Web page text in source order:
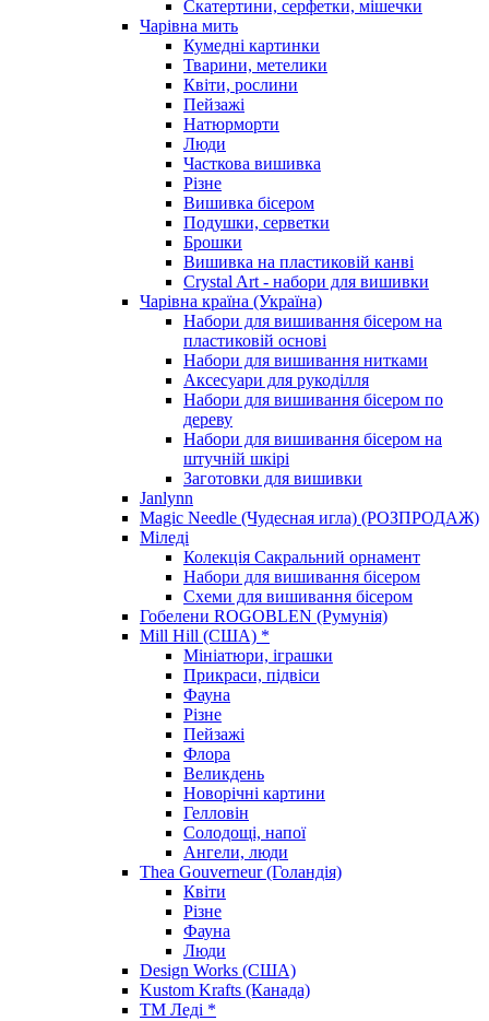
Скатертини, серфетки, мішечки
Чарiвна мить
Кумедні картинки
Тварини, метелики
Квіти, рослини
Пейзажі
Натюрморти
Люди
Часткова вишивка
Різне
Вишивка бісером
Подушки, серветки
Брошки
Вишивка на пластиковій канві
Crystal Art - набори для вишивки
Чарівна країна (Україна)
Набори для вишивання бісером на
пластиковій основі
Набори для вишивання нитками
Аксесуари для рукоділля
Набори для вишивання бісером по
дереву
Набори для вишивання бісером на
штучній шкірі
Заготовки для вишивки
Janlynn
Magic Needle (Чудесная игла) (РОЗПРОДАЖ)
Міледі
Колекція Сакральний орнамент
Набори для вишивання бісером
Схеми для вишивання бісером
Гобелени ROGOBLEN (Румунія)
Mill Hill (США) *
Мініатюри, іграшки
Прикраси, підвіси
Фауна
Різне
Пейзажі
Флора
Великдень
Новорічні картини
Гелловін
Солодощі, напої
Ангели, люди
Thea Gouverneur (Голандія)
Квіти
Різне
Фауна
Люди
Design Works (США)
Kustom Krafts (Канада)
ТМ Леді *